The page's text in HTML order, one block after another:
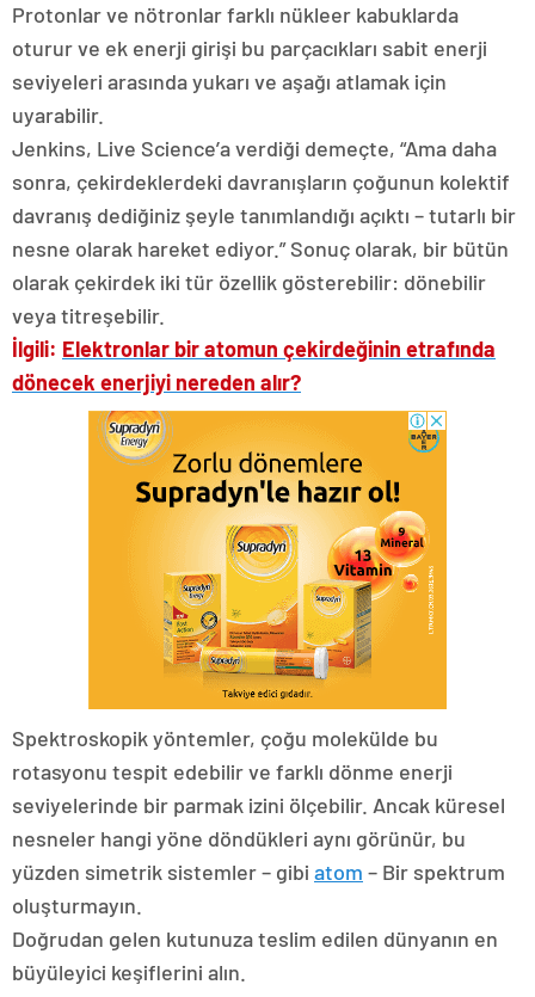
Protonlar ve nötronlar farklı nükleer kabuklarda
oturur ve ek enerji girişi bu parçacıkları sabit enerji
seviyeleri arasında yukarı ve aşağı atlamak için
uyarabilir.
Jenkins, Live Science’a verdiği demeçte, “Ama daha
sonra, çekirdeklerdeki davranışların çoğunun kolektif
davranış dediğiniz şeyle tanımlandığı açıktı – tutarlı bir
nesne olarak hareket ediyor.” Sonuç olarak, bir bütün
olarak çekirdek iki tür özellik gösterebilir: dönebilir
veya titreşebilir.
İlgili: Elektronlar bir atomun çekirdeğinin etrafında
dönecek enerjiyi nereden alır?
Spektroskopik yöntemler, çoğu molekülde bu
rotasyonu tespit edebilir ve farklı dönme enerji
seviyelerinde bir parmak izini ölçebilir. Ancak küresel
nesneler hangi yöne döndükleri aynı görünür, bu
yüzden simetrik sistemler – gibi atom – Bir spektrum
oluşturmayın.
Doğrudan gelen kutunuza teslim edilen dünyanın en
büyüleyici keşiflerini alın.